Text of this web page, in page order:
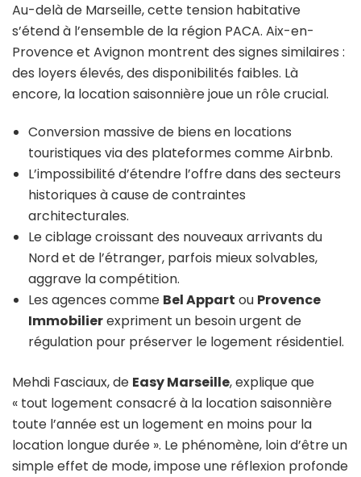
Au-delà de Marseille, cette tension habitative
s’étend à l’ensemble de la région PACA. Aix-en-
Provence et Avignon montrent des signes similaires :
des loyers élevés, des disponibilités faibles. Là
encore, la location saisonnière joue un rôle crucial.
Conversion massive de biens en locations
touristiques via des plateformes comme Airbnb.
L’impossibilité d’étendre l’offre dans des secteurs
historiques à cause de contraintes
architecturales.
Le ciblage croissant des nouveaux arrivants du
Nord et de l’étranger, parfois mieux solvables,
aggrave la compétition.
Les agences comme Bel Appart ou Provence
Immobilierexpriment un besoin urgent de
régulation pour préserver le logement résidentiel.
Mehdi Fasciaux, de Easy Marseille, explique que
« tout logement consacré à la location saisonnière
toute l’année est un logement en moins pour la
location longue durée ». Le phénomène, loin d’être un
simple effet de mode, impose une réflexion profonde